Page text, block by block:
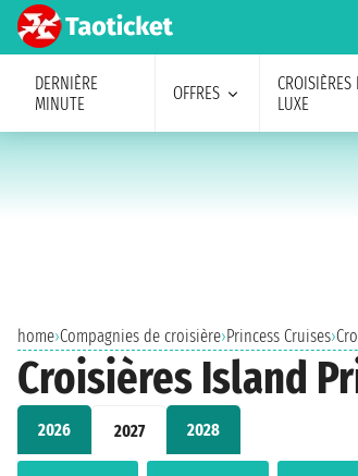
DERNIÈRE
MINUTE
OFFRES
CROISIÈRES
LUXE
home›Compagnies de croisière›Princess Cruises›
Croisières Island
2026 2027 2028